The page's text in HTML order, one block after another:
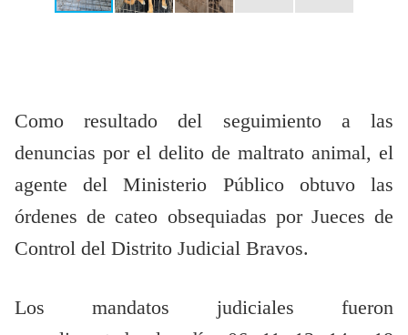
Como resultado del seguimiento a las
denuncias por el delito de maltrato animal, el
agente del Ministerio Público obtuvo las
órdenes de cateo obsequiadas por Jueces de
Control del Distrito Judicial Bravos.
Los mandatos judiciales fueron